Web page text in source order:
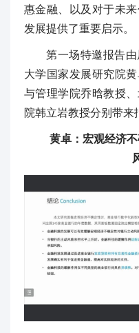
惠金融、以及对于未
发展提供了重要启示。
第一场特邀报告
大学国家发展研究院
与管理学院乔晗教授
院韩立岩教授分别带来
黄卓：宏观经济